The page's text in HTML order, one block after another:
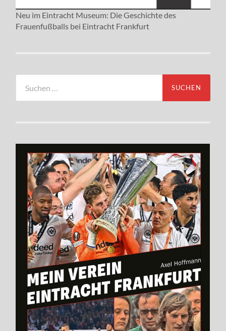
Neu im Eintracht Museum: Die Geschichte des
Frauenfußballs bei Eintracht Frankfurt
nach: